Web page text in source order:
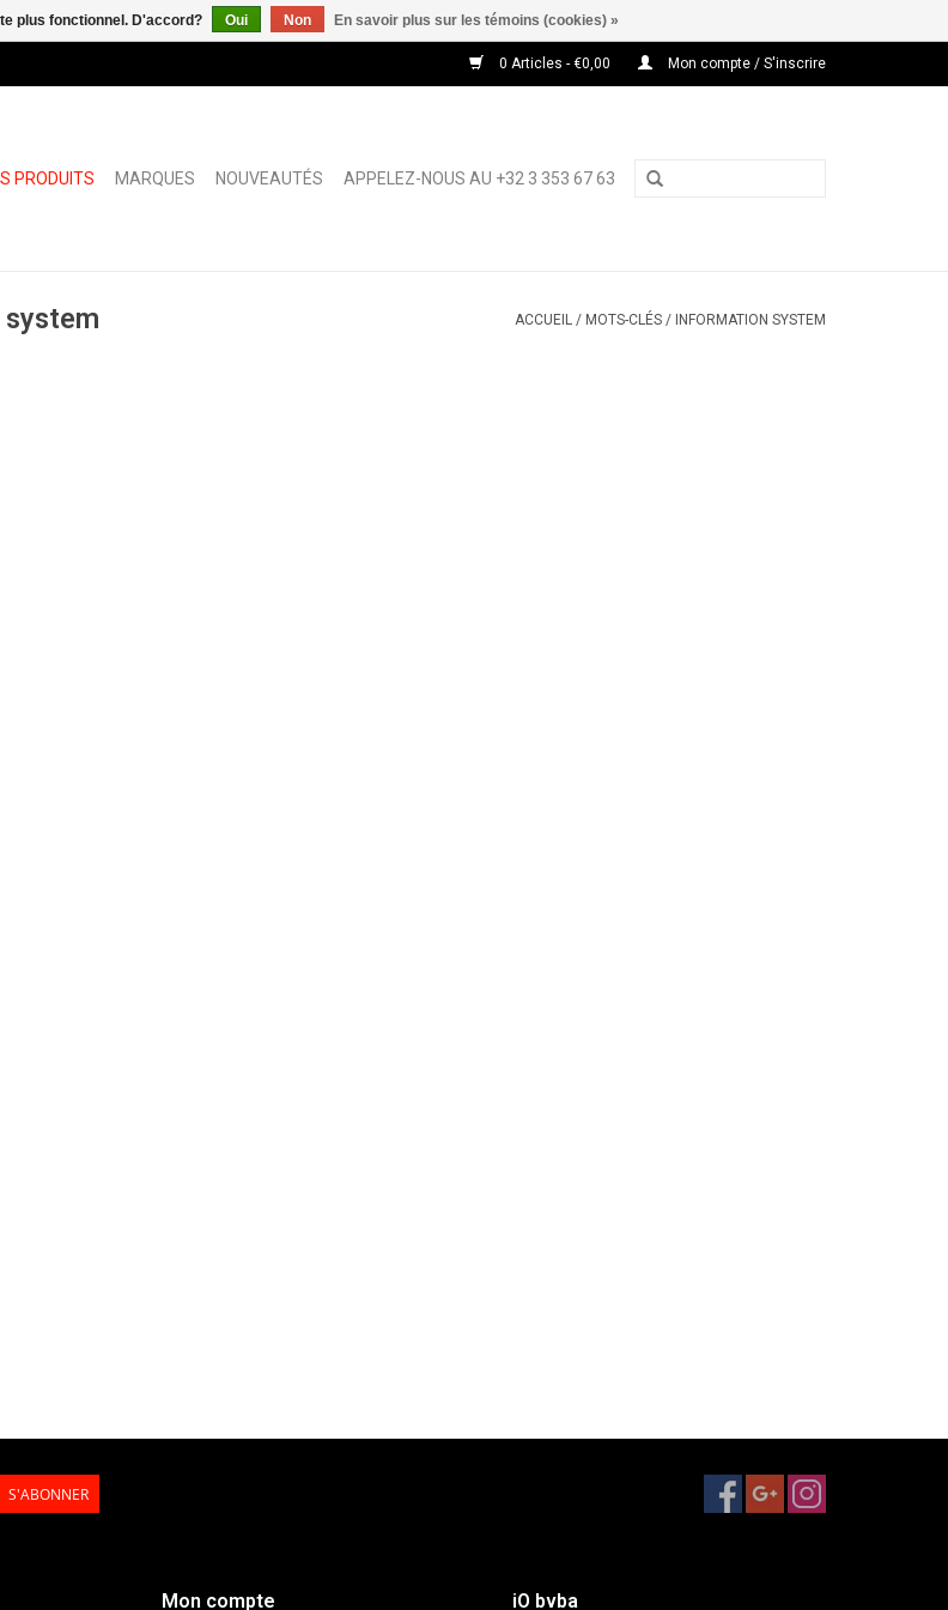
0 Articles - €0,00 Mon compte / S'inscrire
PRODUITS MARQUES NOUVEAUTÉS APPELEZ-NOUS AU +32 3 353 67 63
ACCUEIL / MOTS-CLÉS / INFORMATION SYSTEM
S'ABONNER
Mon compte iO bvba
plus fonctionnel. D'accord? Oui Non En savoir plus sur les témoins (cookies) »